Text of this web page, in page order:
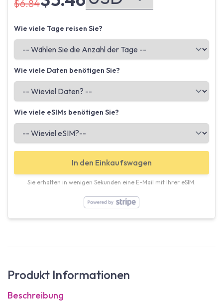
$6.84
Wie viele Tage reisen Sie?
Wie viele Daten benötigen Sie?
Wie viele eSIMs benötigen Sie?
In den Einkaufswagen
Sie erhalten in wenigen Sekunden eine E-Mail mit Ihrer eSIM.
Produkt Informationen
Beschreibung